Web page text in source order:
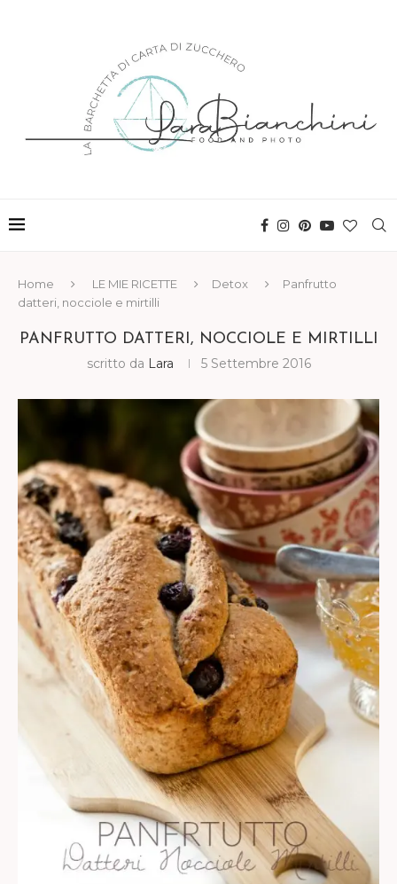
Home LE MIE RICETTE Detox
Panfrutto
datteri, nocciole e mirtilli
PANFRUTTO DATTERI, NOCCIOLE E MIRTILLI
scritto da Lara 5 Settembre 2016